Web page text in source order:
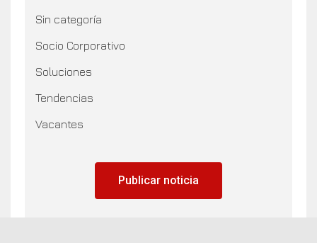
Sin categoría
Socio Corporativo
Soluciones
Tendencias
Vacantes
Publicar noticia